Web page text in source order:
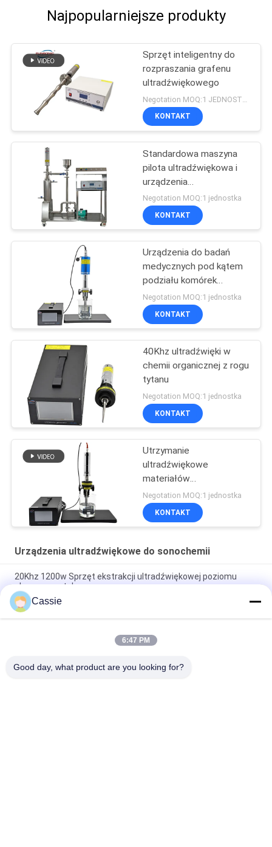
Najpopularniejsze produkty
Sprzęt inteligentny do
rozpraszania grafenu
ultradźwiękowego
KONTAKT
Standardowa maszyna
pilota ultradźwiękowa i
urządzenia
sonochemiczne
Negotation MOQ:1 jednostka
KONTAKT
Urządzenia do badań
medycznych pod kątem
podziału komórek
biologicznych i
ultradźwięków
Negotation MOQ:1 jednostka
KONTAKT
40Khz ultradźwięki w
chemii organicznej z rogu
tytanu
Negotation MOQ:1 jednostka
KONTAKT
Utrzymanie
ultradźwiękowe
materiałów
ceramicznych w proszku
Negotation MOQ:1 jednostka
KONTAKT
Urządzenia ultradźwiękowe do sonochemii
20Khz 1200w Sprzęt ekstrakcji ultradźwiękowej poziomu
eksperymentalnego
Urządzenie do dyspersji ultradźwiękowego kruszywa
komórkowego 40Khz 500w
Wibracje rezonansowe ultradźwiękowe dla agregatów
Cassie
6:47 PM
Good day, what product are you looking for?